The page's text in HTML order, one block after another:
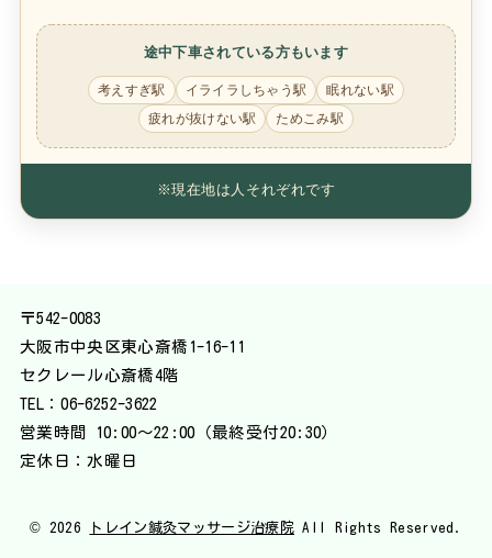
途中下車されている方もいます
考えすぎ駅 イライラしちゃう駅
眠れない駅
疲れが抜けない駅
ためこみ駅
※現在地は人それぞれです
〒542-0083
大阪市中央区東心斎橋1-16-11
セクレール心斎橋4階
TEL：06-6252-3622
営業時間 10:00〜22:00（最終受付20:30）
定休日：水曜日
© 2026 トレイン鍼灸マッサージ治療院 All Rights Reserved.